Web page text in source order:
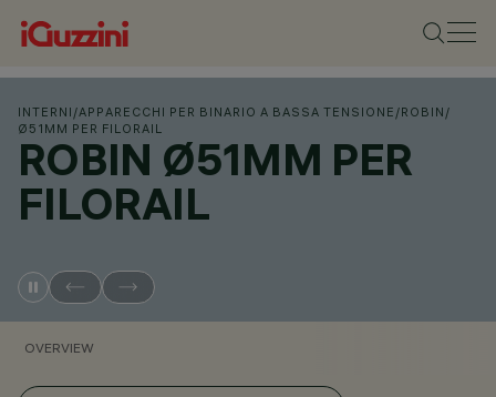
INTERNI /APPARECCHI PER BINARIO A BASSA TENSIONE /ROBIN /
Ø51MM PER FILORAIL
ROBIN Ø51MM PER
FILORAIL
OVERVIEW